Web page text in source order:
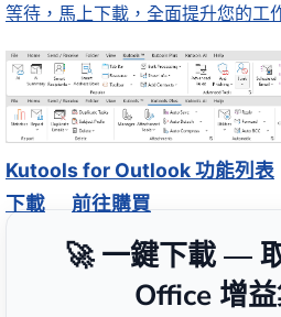
等待，馬上下載，全面提升您的工
Kutools for Outlook 功能列表
下載
前往購買
🚀 一鍵下載 —
Office 增